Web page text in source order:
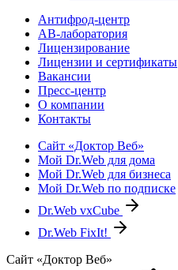
Антифрод-центр
АВ-лаборатория
Лицензирование
Лицензии и сертификаты
Вакансии
Пресс-центр
О компании
Контакты
Сайт «Доктор Веб»
Мой Dr.Web для дома
Мой Dr.Web для бизнеса
Мой Dr.Web по подписке
Dr.Web vxCube
Dr.Web FixIt!
Сайт «Доктор Веб»